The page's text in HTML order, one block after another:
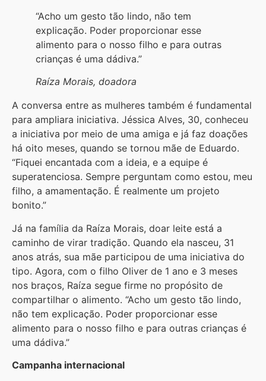
“Acho um gesto tão lindo, não tem
explicação. Poder proporcionar esse
alimento para o nosso filho e para outras
crianças é uma dádiva.”
Raíza Morais, doadora
A conversa entre as mulheres também é fundamental
para ampliara iniciativa. Jéssica Alves, 30, conheceu
a iniciativa por meio de uma amiga e já faz doações
há oito meses, quando se tornou mãe de Eduardo.
“Fiquei encantada com a ideia, e a equipe é
superatenciosa. Sempre perguntam como estou, meu
filho, a amamentação. É realmente um projeto
bonito.”
Já na família da Raíza Morais, doar leite está a
caminho de virar tradição. Quando ela nasceu, 31
anos atrás, sua mãe participou de uma iniciativa do
tipo. Agora, com o filho Oliver de 1 ano e 3 meses
nos braços, Raíza segue firme no propósito de
compartilhar o alimento. “Acho um gesto tão lindo,
não tem explicação. Poder proporcionar esse
alimento para o nosso filho e para outras crianças é
uma dádiva.”
Campanha internacional